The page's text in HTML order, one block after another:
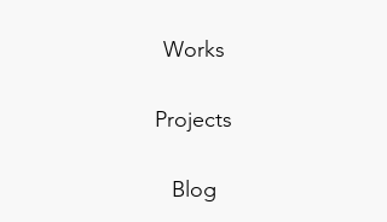
Works
Projects
Blog